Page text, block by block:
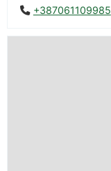
+387061109985